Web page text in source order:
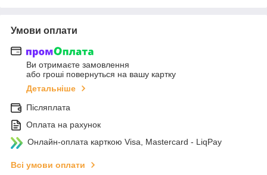
Умови оплати
Ви отримаєте замовлення
або гроші повернуться на вашу картку
Детальніше
Післяплата
Оплата на рахунок
Онлайн-оплата карткою Visa, Mastercard - LiqPay
Всі умови оплати